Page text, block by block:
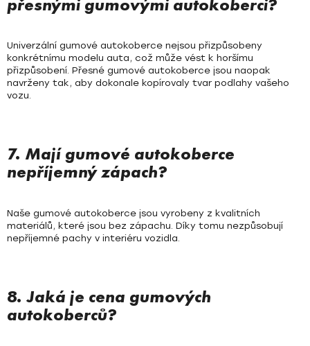
Univerzální gumové autokoberce nejsou přizpůsobeny
konkrétnímu modelu auta, což může vést k horšímu
přizpůsobení. Přesné gumové autokoberce jsou naopak
navrženy tak, aby dokonale kopírovaly tvar podlahy vašeho
vozu.
7. Mají gumové autokoberce
nepříjemný zápach?
Naše gumové autokoberce jsou vyrobeny z kvalitních
materiálů, které jsou bez zápachu. Díky tomu nezpůsobují
nepříjemné pachy v interiéru vozidla.
8. Jaká je cena gumových
autokoberců?